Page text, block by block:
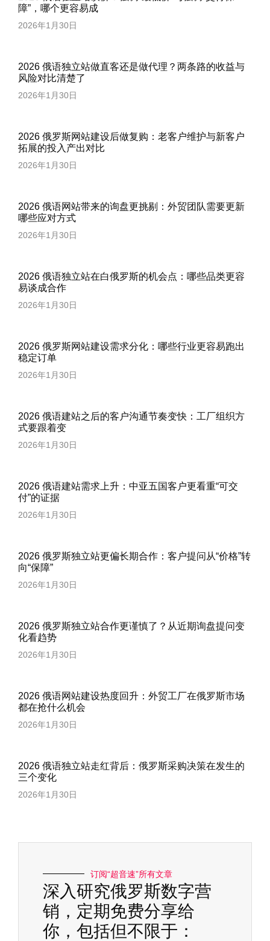
障”，哪个更容易成
2026年1月30日
2026 俄语独立站做直客还是做代理？两条路的收益与
风险对比清楚了
2026年1月30日
2026 俄罗斯网站建设后做复购：老客户维护与新客户
拓展的投入产出对比
2026年1月30日
2026 俄语网站带来的询盘更挑剔：外贸团队需要更新
哪些应对方式
2026年1月30日
2026 俄语独立站在白俄罗斯的机会点：哪些品类更容
易谈成合作
2026年1月30日
2026 俄罗斯网站建设需求分化：哪些行业更容易跑出
稳定订单
2026年1月30日
2026 俄语建站之后的客户沟通节奏变快：工厂组织方
式要跟着变
2026年1月30日
2026 俄语建站需求上升：中亚五国客户更看重“可交
付”的证据
2026年1月30日
2026 俄罗斯独立站更偏长期合作：客户提问从“价格”转
向“保障”
2026年1月30日
2026 俄罗斯独立站合作更谨慎了？从近期询盘提问变
化看趋势
2026年1月30日
2026 俄语网站建设热度回升：外贸工厂在俄罗斯市场
都在抢什么机会
2026年1月30日
2026 俄语独立站走红背后：俄罗斯采购决策在发生的
三个变化
2026年1月30日
订阅“超音速”所有文章
深入研究俄罗斯数字营
销，定期免费分享给
你，包括但不限于：